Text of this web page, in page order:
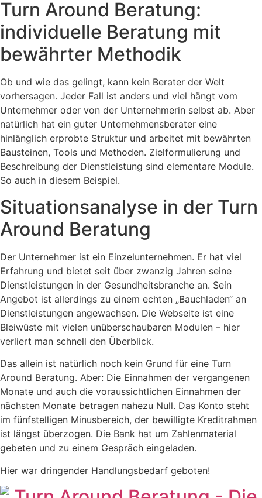
Turn Around Beratung:
individuelle Beratung mit
bewährter Methodik
Ob und wie das gelingt, kann kein Berater der Welt
vorhersagen. Jeder Fall ist anders und viel hängt vom
Unternehmer oder von der Unternehmerin selbst ab. Aber
natürlich hat ein guter Unternehmensberater eine
hinlänglich erprobte Struktur und arbeitet mit bewährten
Bausteinen, Tools und Methoden. Zielformulierung und
Beschreibung der Dienstleistung sind elementare Module.
So auch in diesem Beispiel.
Situationsanalyse in der Turn
Around Beratung
Der Unternehmer ist ein Einzelunternehmen. Er hat viel
Erfahrung und bietet seit über zwanzig Jahren seine
Dienstleistungen in der Gesundheitsbranche an. Sein
Angebot ist allerdings zu einem echten „Bauchladen“ an
Dienstleistungen angewachsen. Die Webseite ist eine
Bleiwüste mit vielen unüberschaubaren Modulen – hier
verliert man schnell den Überblick.
Das allein ist natürlich noch kein Grund für eine Turn
Around Beratung. Aber: Die Einnahmen der vergangenen
Monate und auch die voraussichtlichen Einnahmen der
nächsten Monate betragen nahezu Null. Das Konto steht
im fünfstelligen Minusbereich, der bewilligte Kreditrahmen
ist längst überzogen. Die Bank hat um Zahlenmaterial
gebeten und zu einem Gespräch eingeladen.
Hier war dringender Handlungsbedarf geboten!